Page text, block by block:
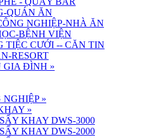
QUÁN ĂN
NGHIỆP-NHÀ ĂN
BỆNH VIỆN
TIỆC CƯỚI -- CĂN TIN
RESORT
GIA ĐÌNH »
NGHIỆP »
»
KHAY DWS-3000
KHAY DWS-2000